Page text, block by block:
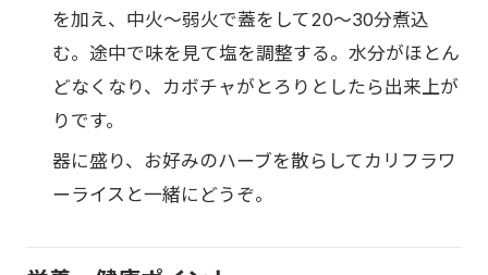
を加え、中火〜弱火で蓋をして20〜30分煮込
む。途中で味を見て塩を調整する。水分がほとん
どなくなり、カボチャがとろりとしたら出来上が
りです。
器に盛り、お好みのハーブを散らしてカリフラワ
ーライスと一緒にどうぞ。